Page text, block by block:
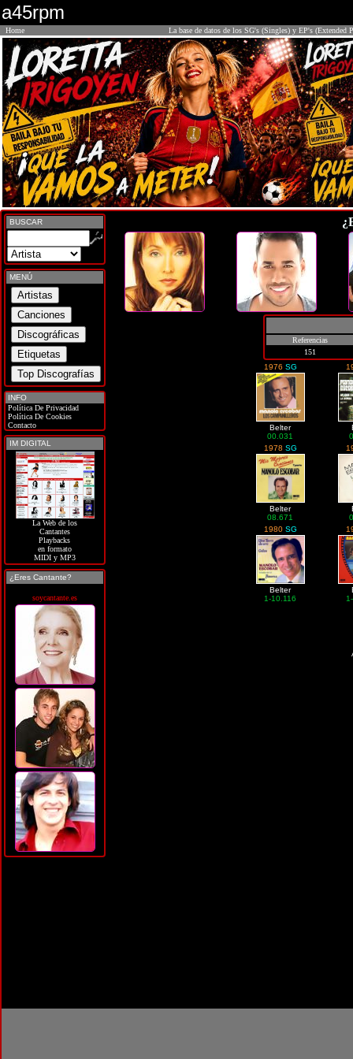
a45rpm
Home La base de datos de los SG's (Singles) y EP's (Extended
BUSCAR
MENÚ
INFO
Política De Privacidad
Política De Cookies
Contacto
IM DIGITAL
La Web de los
Cantantes
Playbacks
en formato
MIDI y MP3
¿Eres Cantante?
soycantante.es
Referencias
151
1976 SG
Belter
00.031
1978 SG
Belter
08.671
1980 SG
Belter
1-10.116